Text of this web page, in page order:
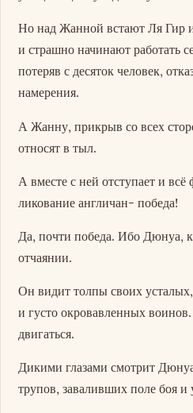
Но над Жанной встают Ля Гир
и страшно начинают работать
потеряв с десяток человек,
намерения.
А Жанну, прикрыв со всех
относят в тыл.
А вместе с ней отступает и
ликование англичан- победа!
Да, почти победа. Ибо Дюнуа,
отчаянии.
Он видит толпы своих
и густо окровавленных
двигаться.
Дикими глазами смотрит
трупов, заваливших поле боя и